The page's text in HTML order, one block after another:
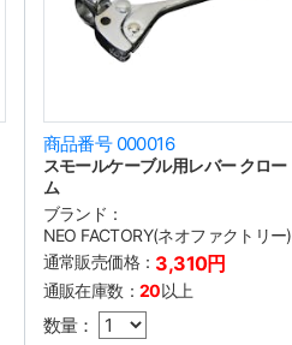
商品番号 000016
スモールケーブル用レバー クロー
ム
ブランド：
NEO FACTORY(ネオファクトリー)
通常販売価格： 3,310円
通販在庫数： 20以上
数量：